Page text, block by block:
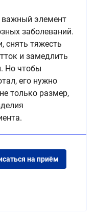
элемент
заболеваний.
снять тяжесть
и замедлить
Но чтобы
его нужно
только размер,
на приём